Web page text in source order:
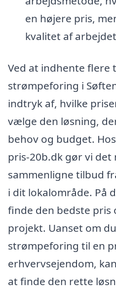
en højere pris,
kvalitet af
Ved at indhente flere
strømpeforing i
indtryk af, hvilke
vælge den løsning,
behov og budget.
pris-20b.dk gør vi
sammenligne tilbud
i dit lokalområde. På
finde den bedste pris
projekt. Uanset om
strømpeforing til en
erhvervsejendom,
at finde den rette